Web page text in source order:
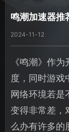
鸣潮加速器推
2024-11-12
《鸣潮》作
度，同时游戏
网络环境若
变得非常差，
么办有许多的